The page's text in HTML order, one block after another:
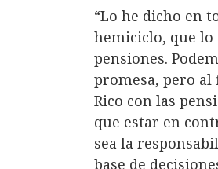
“Lo he dicho en
hemiciclo, que lo
pensiones.
promesa, pero al
Rico con las
que estar en
sea la
base de